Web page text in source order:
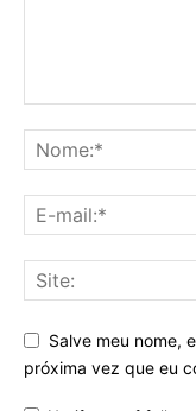
Salve meu nome,
próxima vez que eu